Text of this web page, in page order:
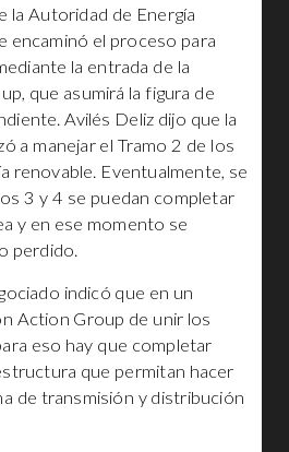
la Autoridad de Energía
encaminó el proceso para
la entrada de la
que asumirá la figura de
Avilés Deliz dijo que la
a manejar el Tramo 2 de los
renovable. Eventualmente, se
3 y 4 se puedan completar
y en ese momento se
perdido.
indicó que en un
Action Group de unir los
eso hay que completar
que permitan hacer
de transmisión y distribución